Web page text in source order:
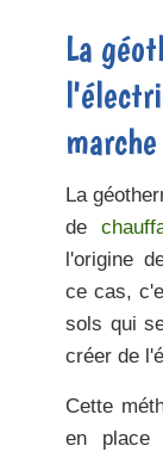
La
La
de
l'origine
ce cas,
sols qui
créer de
Cette
en place